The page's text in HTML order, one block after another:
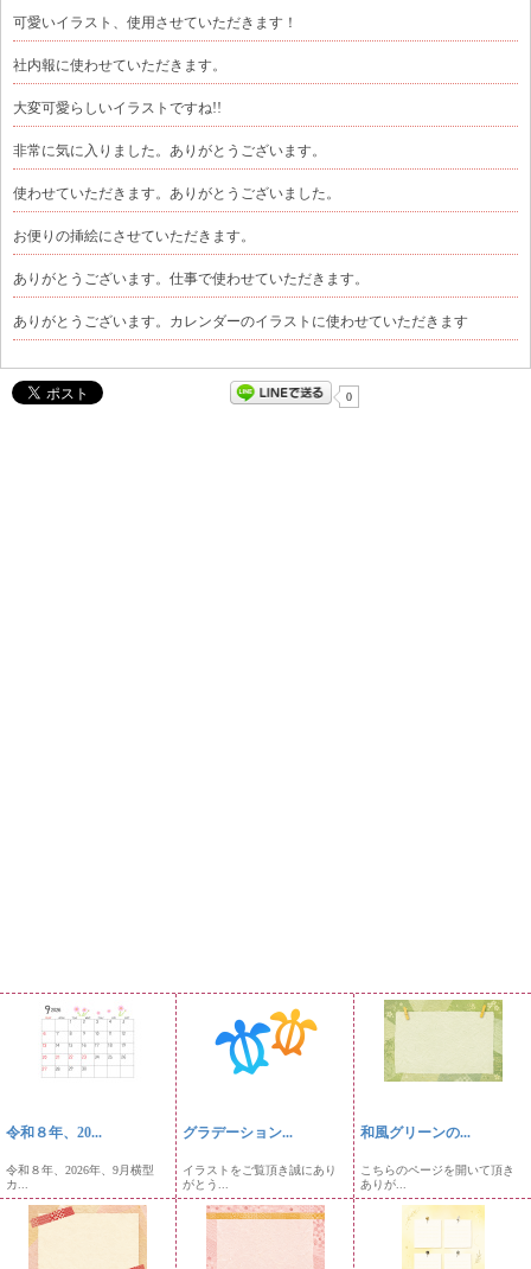
可愛いイラスト、使用させていただきます！
社内報に使わせていただきます。
大変可愛らしいイラストですね!!
非常に気に入りました。ありがとうございます。
使わせていただきます。ありがとうございました。
お便りの挿絵にさせていただきます。
ありがとうございます。仕事で使わせていただきます。
ありがとうございます。カレンダーのイラストに使わせていただきます
0
令和８年、20...
令和８年、2026年、9月横型
カ...
グラデーション...
イラストをご覧頂き誠にあり
がとう...
和風グリーンの...
こちらのページを開いて頂き
ありが...